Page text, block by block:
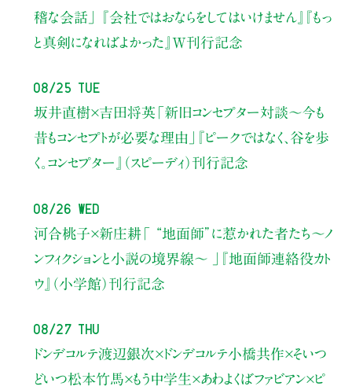
稽な会話」
『会社ではおならをしてはいけません』『もっ
と真剣になればよかった』W刊行記念
08/25 Tue
坂井直樹×吉田将英「新旧コンセプター対談～今も
昔もコンセプトが必要な理由」
『ピークではなく、谷を歩
く。コンセプター』（スピーディ）刊行記念
08/26 Wed
河合桃子×新庄耕「 “地面師”に惹かれた者たち〜ノ
ンフィクションと小説の境界線〜 」
『地面師連絡役カト
ウ』（小学館）刊行記念
08/27 Thu
ドンデコルテ渡辺銀次×ドンデコルテ小橋共作×そいつ
どいつ松本竹馬×もう中学生×あわよくばファビアン×ピ